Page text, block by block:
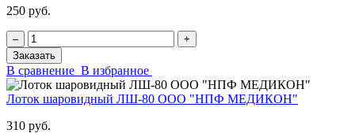
250 руб.
‒
+
Заказать
В сравнение В избранное
Лоток шаровидный ЛШ-80 ООО "НПФ МЕДИКОН"
310 руб.